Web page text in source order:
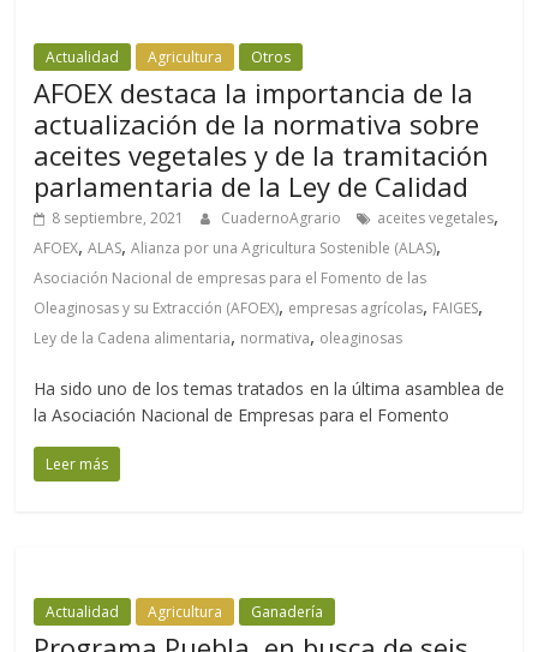
Actualidad Agricultura Otros
AFOEX destaca la importancia de la
actualización de la normativa sobre
aceites vegetales y de la tramitación
parlamentaria de la Ley de Calidad
8 septiembre, 2021 CuadernoAgrario aceites vegetales,
AFOEX,ALAS,Alianza por una Agricultura Sostenible (ALAS),
Asociación Nacional de empresas para el Fomento de las
Oleaginosas y su Extracción (AFOEX), empresas agrícolas, FAIGES,
Ley de la Cadena alimentaria, normativa, oleaginosas
Ha sido uno de los temas tratados en la última asamblea de
la Asociación Nacional de Empresas para el Fomento
Leer más
Actualidad Agricultura Ganadería